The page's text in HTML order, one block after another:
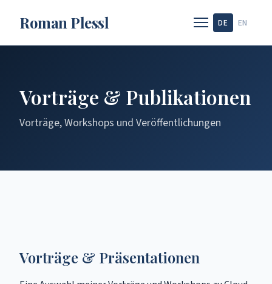
Roman Plessl DE EN
Vorträge & Publikationen
Vorträge, Workshops und Veröffentlichungen
Vorträge & Präsentationen